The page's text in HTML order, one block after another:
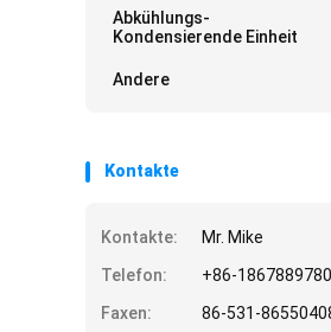
Abkühlungs-
Kondensierende Einheit
Andere
Kontakte
Kontakte:
Mr. Mike
Telefon:
+86-
Faxen:
86-531-